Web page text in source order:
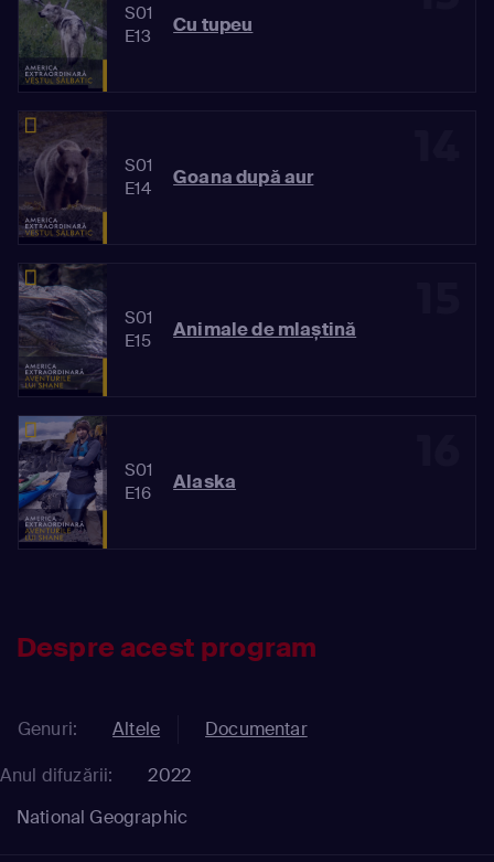
S01
E13
Cu tupeu
S01
E14
Goana după aur
S01
E15
Animale de mlaștină
S01
E16
Alaska
Despre acest program
Genuri: Altele
Documentar
Anul difuzării:
2022
National Geographic